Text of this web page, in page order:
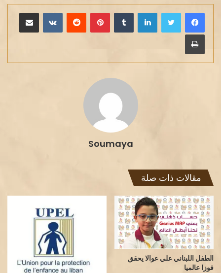
لينكدإن بينتيريست مشاركة عبر البريد
طباعة
Soumaya
مقالات ذات صلة
الطفل اللبناني علي عوالا يحقق
فوزا عالميا